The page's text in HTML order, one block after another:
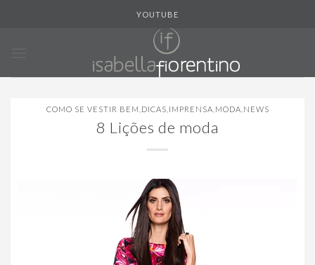
YOUTUBE
COMO SE VESTIR BEM DICAS IMPRENSA MODA NEWS
8 Lições de moda